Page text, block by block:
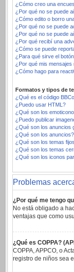
¿Cómo creo una
¿Por qué no se puede
¿Cómo edito o borro
¿Por qué no se puede
¿Por qué no se puede
¿Por qué recibí una
¿Cómo se puede
¿Para qué sirve el
¿Por qué mis
¿Cómo hago para
Formatos y tipos de
¿Qué es el código
¿Puedo usar HTML?
¿Qué son los
¿Puedo publicar
¿Qué son los anuncios
¿Qué son los anuncios?
¿Qué son los temas
¿Qué son los temas
¿Qué son los iconos
Problemas
¿Por qué me tengo
No está obligado a
ventajas que como
¿Qué es COPPA?
COPPA, APPCO, o
registro de niños sea